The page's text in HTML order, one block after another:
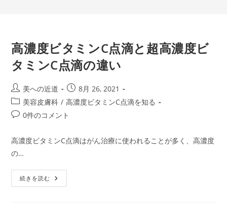
高濃度ビタミンC点滴と超高濃度ビ
タミンC点滴の違い
投
稿
者:
美への近道
投
稿
8月 26, 2021
投
稿
ゴ
リ
美容皮膚科 / 高濃度ビタミンC点滴を知る
投
コ
メ
ン
ト:
0件のコメント
高濃度ビタミンC点滴はがん治療に使われることが多く、高濃度
の…
続きを読む 高
濃